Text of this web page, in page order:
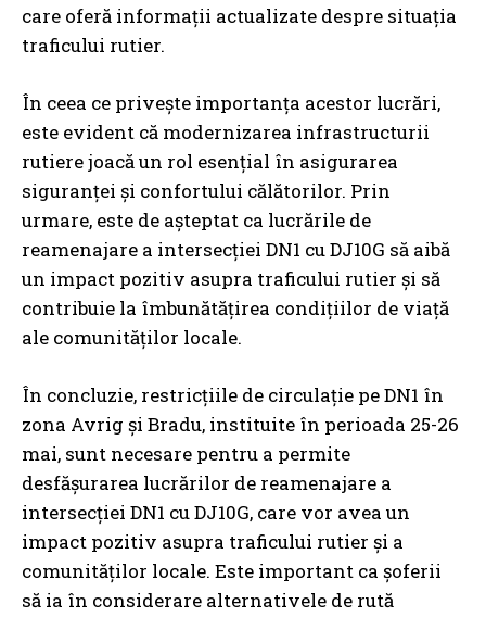
care oferă informații actualizate despre situația
traficului rutier.
În ceea ce privește importanța acestor lucrări,
este evident că modernizarea infrastructurii
rutiere joacă un rol esențial în asigurarea
siguranței și confortului călătorilor. Prin
urmare, este de așteptat ca lucrările de
reamenajare a intersecției DN1 cu DJ10G să aibă
un impact pozitiv asupra traficului rutier și să
contribuie la îmbunătățirea condițiilor de viață
ale comunităților locale.
În concluzie, restricțiile de circulație pe DN1 în
zona Avrig și Bradu, instituite în perioada 25-26
mai, sunt necesare pentru a permite
desfășurarea lucrărilor de reamenajare a
intersecției DN1 cu DJ10G, care vor avea un
impact pozitiv asupra traficului rutier și a
comunităților locale. Este important ca șoferii
să ia în considerare alternativele de rută